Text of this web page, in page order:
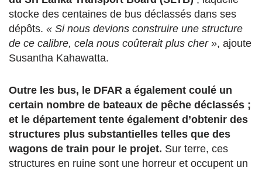
stocke des centaines de bus déclassés dans ses
dépôts. « Si nous devions construire une structure
de ce calibre, cela nous coûterait plus cher », ajoute
Susantha Kahawatta.
Outre les bus, le DFAR a également coulé un
certain nombre de bateaux de pêche déclassés ;
et le département tente également d’obtenir des
structures plus substantielles telles que des
wagons de train pour le projet. Sur terre, ces
structures en ruine sont une horreur et occupent un